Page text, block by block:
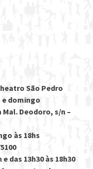
São Pedro
e domingo
Mal. Deodoro, s/n –
às 18hs
das 13h30 às 18h30